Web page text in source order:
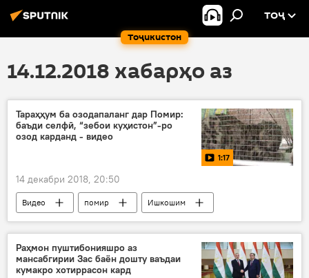
Тоҷикистон
ТОҶ
14.12.2018 хабарҳо аз
Тараҳҳум ба озодапаланг дар Помир:
баъди селфӣ, “зебои куҳистон”-ро
озод карданд - видео
1:17
14 декабри 2018, 20:50
Видео помир
Ишкошим
модабабр
Дар Тоҷикистон
Раҳмон пуштибонияшро аз
мансабгирии Зас баён дошту ваъдаи
кумакро хотиррасон кард